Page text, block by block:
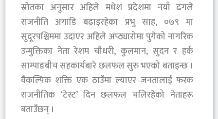
स्रोतका अनुसार अहिले मधेश प्रदेशमा नयाँ ढंगले
राजनीति अगाडि बढाइरहेका प्रभु साह, ०७९ मा
सुदूरपश्चिममा उदाएर अहिले अप्ठ्यारोमा पुगेको नागरिक
उन्मुक्तिका नेता रेशम चौधरी, कुलमान, सुदन र हर्क
साम्पाङबीच सहकार्यबारे छलफल सुरु भएको बताइन्छ ।
वैकल्पिक शक्ति एक ठाउँमा ल्याएर जनतालाई फरक
राजनीतिक ‘टेस्ट’ दिन छलफल चलिरहेको नेताहरू
बताउँछन् ।